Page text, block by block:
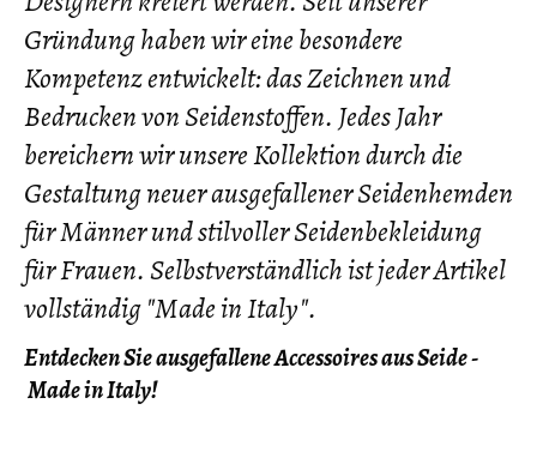
Gründung haben wir eine besondere
Kompetenz entwickelt: das Zeichnen und
Bedrucken von Seidenstoffen. Jedes Jahr
bereichern wir unsere Kollektion durch die
Gestaltung neuer ausgefallener Seidenhemden
für Männer und stilvoller Seidenbekleidung
für Frauen. Selbstverständlich ist jeder Artikel
vollständig "Made in Italy".
Entdecken Sie ausgefallene Accessoires aus Seide -
Made in Italy!